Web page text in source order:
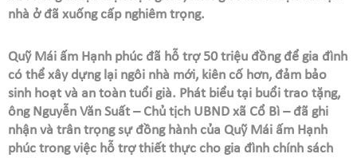
nhà ở đã xuống cấp nghiêm trọng.
Quỹ Mái ấm Hạnh phúc đã hỗ trợ 50 triệu đồng để gia đình
có thể xây dựng lại ngôi nhà mới, kiên cố hơn, đảm bảo
sinh hoạt và an toàn tuổi già. Phát biểu tại buổi trao tặng,
ông Nguyễn Văn Suất – Chủ tịch UBND xã Cổ Bì – đã ghi
nhận và trân trọng sự đồng hành của Quỹ Mái ấm Hạnh
phúc trong việc hỗ trợ thiết thực cho gia đình chính sách